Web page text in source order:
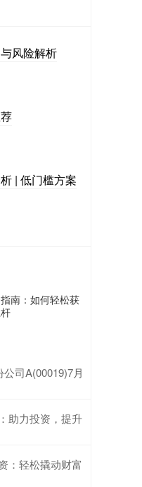
风险解析
| 低门槛方案
南：如何轻松获
司A(00019)7月
助力投资，提升
：轻松撬动财富